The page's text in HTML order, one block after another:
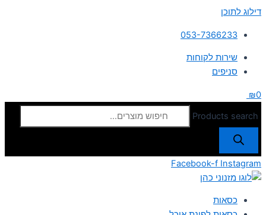
דילוג לתוכן
053-7366233
שירות לקוחות
סניפים
₪0
Products search
Facebook-f Instagram
כסאות